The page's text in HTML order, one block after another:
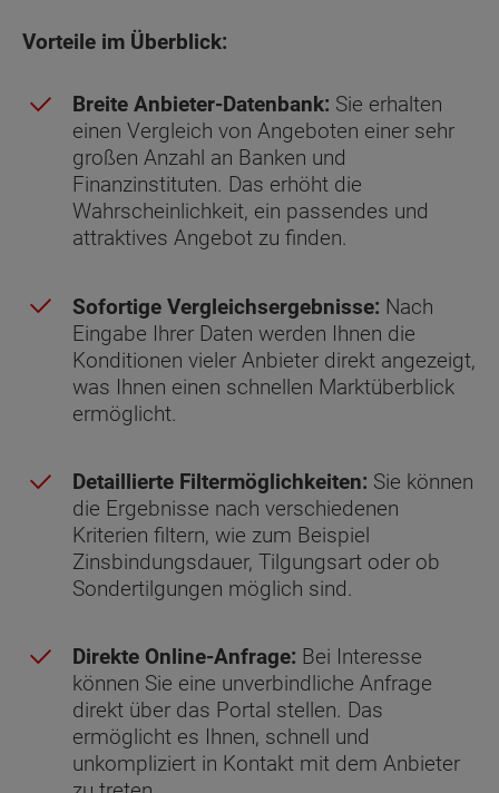
Vorteile im Überblick:
Breite Anbieter-Datenbank: Sie erhalten
einen Vergleich von Angeboten einer sehr
großen Anzahl an Banken und
Finanzinstituten. Das erhöht die
Wahrscheinlichkeit, ein passendes und
attraktives Angebot zu finden.
Sofortige Vergleichsergebnisse: Nach
Eingabe Ihrer Daten werden Ihnen die
Konditionen vieler Anbieter direkt angezeigt,
was Ihnen einen schnellen Marktüberblick
ermöglicht.
Detaillierte Filtermöglichkeiten: Sie können
die Ergebnisse nach verschiedenen
Kriterien filtern, wie zum Beispiel
Zinsbindungsdauer, Tilgungsart oder ob
Sondertilgungen möglich sind.
Direkte Online-Anfrage: Bei Interesse
können Sie eine unverbindliche Anfrage
direkt über das Portal stellen. Das
ermöglicht es Ihnen, schnell und
unkompliziert in Kontakt mit dem Anbieter